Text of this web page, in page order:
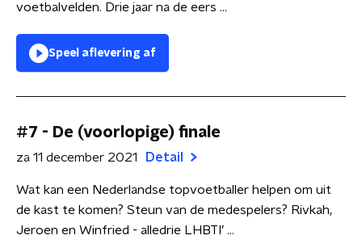
voetbalvelden. Drie jaar na de eers ...
Speel aflevering af
#7 - De (voorlopige) finale
za 11 december 2021 Detail
Wat kan een Nederlandse topvoetballer helpen om uit
de kast te komen? Steun van de medespelers? Rivkah,
Jeroen en Winfried - alledrie LHBTI’ ...